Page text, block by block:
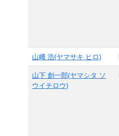
山﨑 浩(ヤマサキ ヒロ)
山下 創一郎(ヤマシタ ソ
ウイチロウ)